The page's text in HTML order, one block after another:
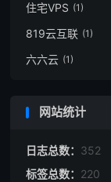
住宅VPS (1)
819云互联 (1)
六六云 (1)
网站统计
日志总数： 352
标签总数： 220